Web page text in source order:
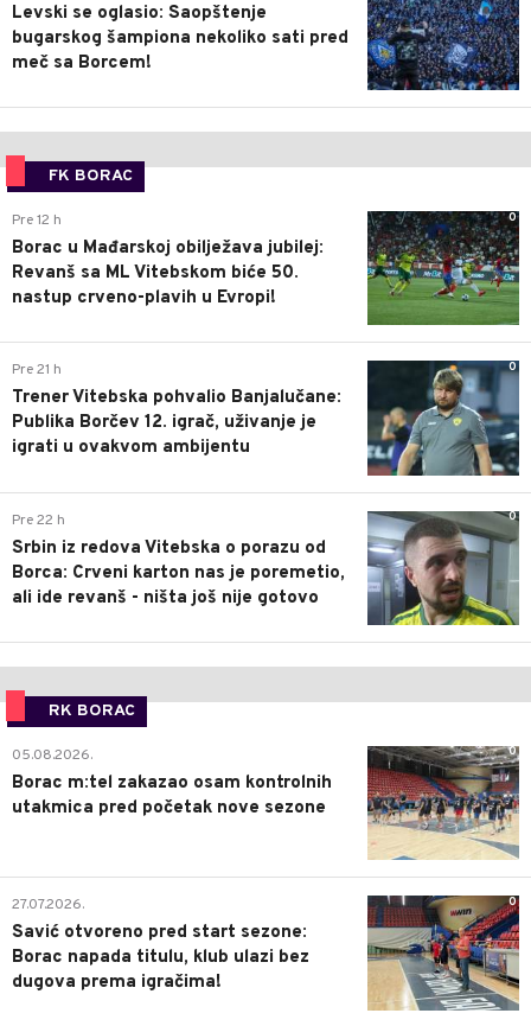
Levski se oglasio: Saopštenje
bugarskog šampiona nekoliko sati pred
meč sa Borcem!
FK BORAC
0
Pre 12 h
Borac u Mađarskoj obilježava jubilej:
Revanš sa ML Vitebskom biće 50.
nastup crveno-plavih u Evropi!
0
Pre 21 h
Trener Vitebska pohvalio Banjalučane:
Publika Borčev 12. igrač, uživanje je
igrati u ovakvom ambijentu
0
Pre 22 h
Srbin iz redova Vitebska o porazu od
Borca: Crveni karton nas je poremetio,
ali ide revanš - ništa još nije gotovo
RK BORAC
0
05.08.2026.
Borac m:tel zakazao osam kontrolnih
utakmica pred početak nove sezone
0
27.07.2026.
Savić otvoreno pred start sezone:
Borac napada titulu, klub ulazi bez
dugova prema igračima!